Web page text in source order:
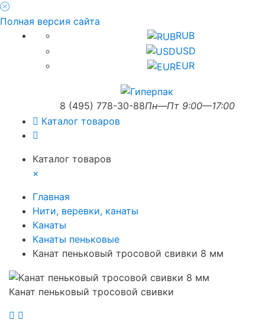
Полная версия сайта
RUB
USD
EUR
8 (495) 778-30-88Пн—Пт 9:00—17:00
Каталог товаров
Каталог товаров
×
Главная
Нити, веревки, канаты
Канаты
Канаты пеньковые
Канат пеньковый тросовой свивки 8 мм
Канат пеньковый тросовой свивки